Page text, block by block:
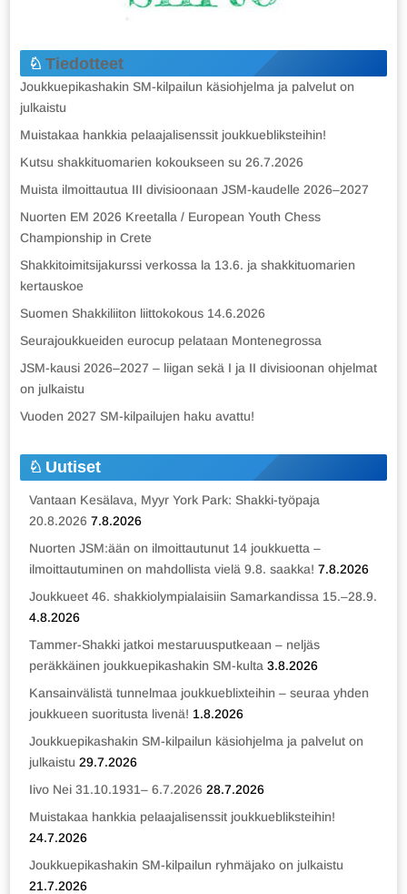
Tiedotteet
Joukkuepikashakin SM-kilpailun käsiohjelma ja palvelut on
julkaistu
Muistakaa hankkia pelaajalisenssit joukkuebliksteihin!
Kutsu shakkituomarien kokoukseen su 26.7.2026
Muista ilmoittautua III divisioonaan JSM-kaudelle 2026–2027
Nuorten EM 2026 Kreetalla / European Youth Chess
Championship in Crete
Shakkitoimitsijakurssi verkossa la 13.6. ja shakkituomarien
kertauskoe
Suomen Shakkiliiton liittokokous 14.6.2026
Seurajoukkueiden eurocup pelataan Montenegrossa
JSM-kausi 2026–2027 – liigan sekä I ja II divisioonan ohjelmat
on julkaistu
Vuoden 2027 SM-kilpailujen haku avattu!
Uutiset
Vantaan Kesälava, Myyr York Park: Shakki-työpaja
20.8.2026 7.8.2026
Nuorten JSM:ään on ilmoittautunut 14 joukkuetta –
ilmoittautuminen on mahdollista vielä 9.8. saakka! 7.8.2026
Joukkueet 46. shakkiolympialaisiin Samarkandissa 15.–28.9.
4.8.2026
Tammer-Shakki jatkoi mestaruusputkeaan – neljäs
peräkkäinen joukkuepikashakin SM-kulta 3.8.2026
Kansainvälistä tunnelmaa joukkueblixteihin – seuraa yhden
joukkueen suoritusta livenä! 1.8.2026
Joukkuepikashakin SM-kilpailun käsiohjelma ja palvelut on
julkaistu 29.7.2026
Iivo Nei 31.10.1931– 6.7.2026 28.7.2026
Muistakaa hankkia pelaajalisenssit joukkuebliksteihin!
24.7.2026
Joukkuepikashakin SM-kilpailun ryhmäjako on julkaistu
21.7.2026